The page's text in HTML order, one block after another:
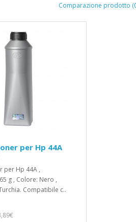
Comparazione prodotto
per Hp 44A
per Hp 44A ,
g , Colore: Nero ,
Compatibile c..